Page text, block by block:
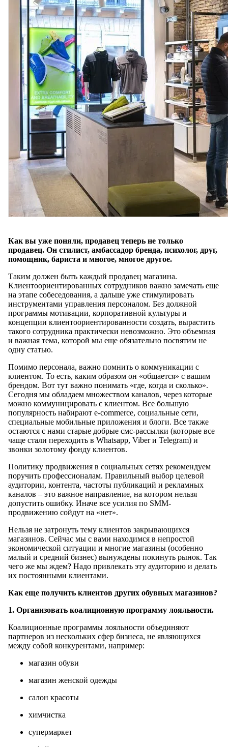
Как вы уже поняли, продавец теперь не только
продавец. Он стилист, амбассадор бренда, психолог, друг,
помощник, бариста и многое, многое другое.
Таким должен быть каждый продавец магазина.
Клиентоориентированных сотрудников важно замечать еще
на этапе собеседования, а дальше уже стимулировать
инструментами управления персоналом. Без должной
программы мотивации, корпоративной культуры и
концепции клиентоориентированности создать, вырастить
такого сотрудника практически невозможно. Это объемная
и важная тема, которой мы еще обязательно посвятим не
одну статью.
Помимо персонала, важно помнить о коммуникации с
клиентом. То есть, каким образом он «общается» с вашим
брендом. Вот тут важно понимать «где, когда и сколько».
Сегодня мы обладаем множеством каналов, через которые
можно коммуницировать с клиентом. Все большую
популярность набирают e-commerce, социальные сети,
специальные мобильные приложения и блоги. Все также
остаются с нами старые добрые смс-рассылки (которые все
чаще стали переходить в Whatsapp, Viber и Telegram) и
звонки золотому фонду клиентов.
Политику продвижения в социальных сетях рекомендуем
поручить профессионалам. Правильный выбор целевой
аудитории, контента, частоты публикаций и рекламных
каналов – это важное направление, на котором нельзя
допустить ошибку. Иначе все усилия по SMM-
продвижению сойдут на «нет».
Нельзя не затронуть тему клиентов закрывающихся
магазинов. Сейчас мы с вами находимся в непростой
экономической ситуации и многие магазины (особенно
малый и средний бизнес) вынуждены покинуть рынок. Так
чего же мы ждем? Надо привлекать эту аудиторию и делать
их постоянными клиентами.
Как еще получить клиентов других обувных магазинов?
1. Организовать коалиционную программу лояльности.
Коалиционные программы лояльности объединяют
партнеров из нескольких сфер бизнеса, не являющихся
между собой конкурентами, например:
магазин обуви
магазин женской одежды
салон красоты
химчистка
супермаркет